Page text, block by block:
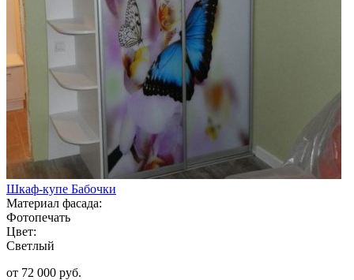
Шкаф-купе Бабочки
Материал фасада:
Фотопечать
Цвет:
Светлый
от 72 000 руб.